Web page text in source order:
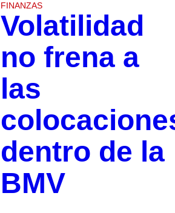
FINANZAS
Volatilidad
no frena a
las
dentro de la
BMV